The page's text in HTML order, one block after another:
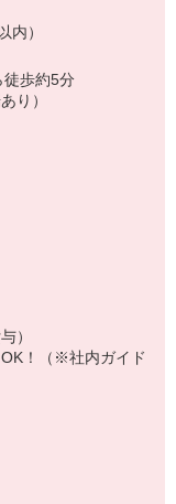
内）
徒歩約5分
り）
）
！（※社内ガイド